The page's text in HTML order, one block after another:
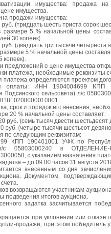
имущества: продажа
имущества.
продажи имущества:
(тридцать шесть триста сорок
размере 5 % начальной цены
30 копеек).
(двадцать три тысячи четыреста
5 % начальной цены
копеек).
предложений о цене имущества
платежа, необходимые реквизиты
платежа определяются проектом
оплаты: ИНН 1904004699 КПП
Подсинского сельсовета) л/с
срок и порядок его внесения,
20 % начальной цены составляет:
руб. (семь тысяч двести шестьдесят
руб. (четыре тысячи шестьсот
по следующим реквизитам:
КПП 190401001 УФК по
с 05803000240 в
с указанием назначения
– до 09.00 часов 31 августа
внесенным со дня
Документом,
возвращаются участникам
подведения итогов аукциона.
задатка засчитывается
при уклонении или отказе
продажи, при этом победитель